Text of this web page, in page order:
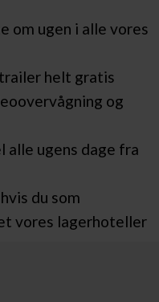
om ugen i alle vores
helt gratis
og
alle ugens dage fra
du som
vores lagerhoteller